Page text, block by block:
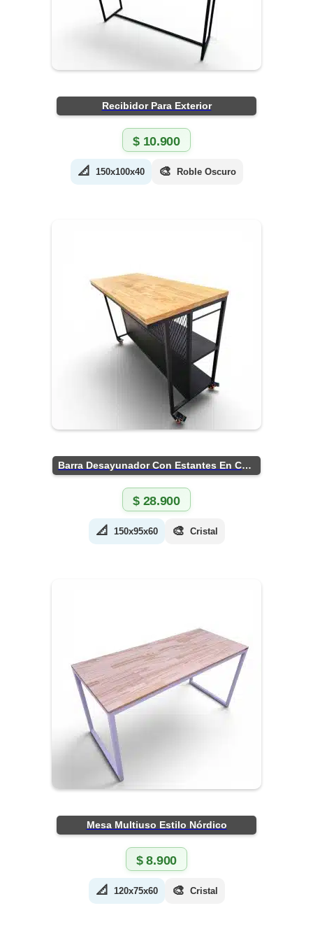
Recibidor Para Exterior
$10.900
📐 150x100x40 🎨 Roble Oscuro
Barra Desayunador Con Estantes En Chapa
$28.900
📐 150x95x60 🎨 Cristal
Mesa Multiuso Estilo Nórdico
$8.900
📐 120x75x60 🎨 Cristal